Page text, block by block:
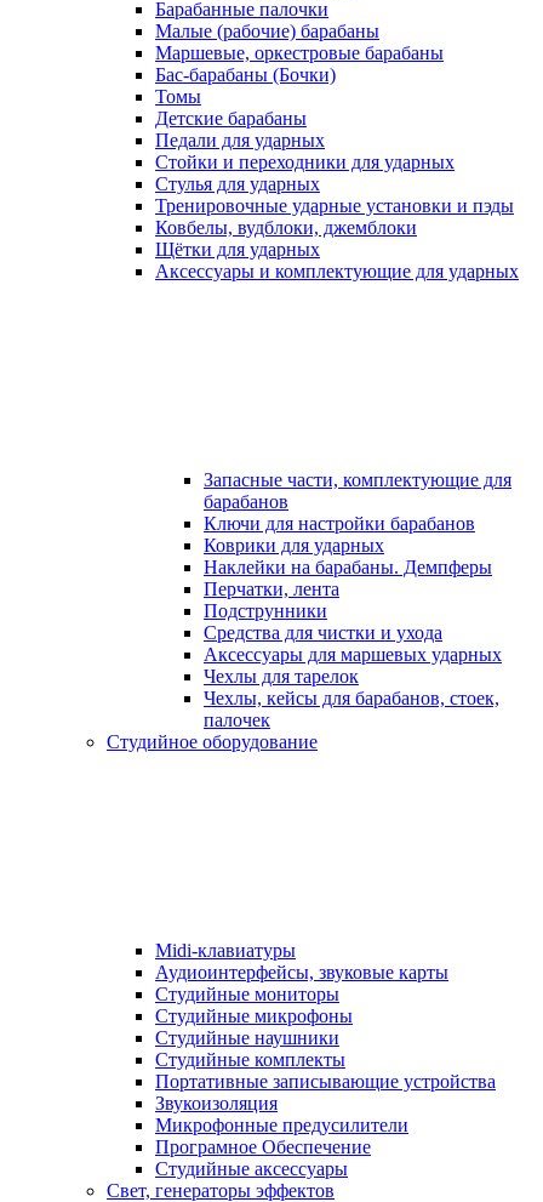
Барабанные палочки
Малые (рабочие) барабаны
Маршевые, оркестровые барабаны
Бас-барабаны (Бочки)
Томы
Детские барабаны
Педали для ударных
Стойки и переходники для ударных
Стулья для ударных
Тренировочные ударные установки и пэды
Ковбелы, вудблоки, джемблоки
Щётки для ударных
Аксесcуары и комплектующие для ударных
Запасные части, комплектующие для
барабанов
Ключи для настройки барабанов
Коврики для ударных
Наклейки на барабаны. Демпферы
Перчатки, лента
Подструнники
Средства для чистки и ухода
Аксессуары для маршевых ударных
Чехлы для тарелок
Чехлы, кейсы для барабанов, стоек,
палочек
Студийное оборудование
Midi-клавиатуры
Аудиоинтерфейсы, звуковые карты
Студийные мониторы
Студийные микрофоны
Студийные наушники
Студийные комплекты
Портативные записывающие устройства
Звукоизоляция
Микрофонные предусилители
Програмное Обеспечение
Студийные аксессуары
Свет, генераторы эффектов